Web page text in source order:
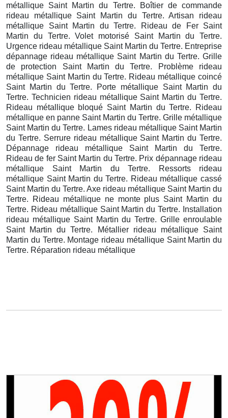
métallique Saint Martin du Tertre. Boîtier de commande
rideau métallique Saint Martin du Tertre. Artisan rideau
métallique Saint Martin du Tertre. Rideau de Fer Saint
Martin du Tertre. Volet motorisé Saint Martin du Tertre.
Urgence rideau métallique Saint Martin du Tertre. Entreprise
dépannage rideau métallique Saint Martin du Tertre. Grille
de protection Saint Martin du Tertre. Problème rideau
métallique Saint Martin du Tertre. Rideau métallique coincé
Saint Martin du Tertre. Porte métallique Saint Martin du
Tertre. Technicien rideau métallique Saint Martin du Tertre.
Rideau métallique bloqué Saint Martin du Tertre. Rideau
métallique en panne Saint Martin du Tertre. Grille métallique
Saint Martin du Tertre. Lames rideau métallique Saint Martin
du Tertre. Serrure rideau métallique Saint Martin du Tertre.
Dépannage rideau métallique Saint Martin du Tertre.
Rideau de fer Saint Martin du Tertre. Prix dépannage rideau
métallique Saint Martin du Tertre. Ressorts rideau
métallique Saint Martin du Tertre. Rideau métallique cassé
Saint Martin du Tertre. Axe rideau métallique Saint Martin du
Tertre. Rideau métallique ne monte plus Saint Martin du
Tertre. Rideau métallique Saint Martin du Tertre. Installation
rideau métallique Saint Martin du Tertre. Grille enroulable
Saint Martin du Tertre. Métallier rideau métallique Saint
Martin du Tertre. Montage rideau métallique Saint Martin du
Tertre. Réparation rideau métallique